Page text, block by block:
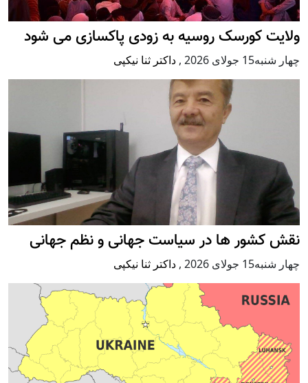
ولایت کورسک روسیه به زودی پاکسازی می شود
چهار شنبه15 جولای 2026 , داکتر ثنا نیکپی
نقش کشور ها در سیاست جهانی و نظم جهانی
چهار شنبه15 جولای 2026 , داکتر ثنا نیکپی